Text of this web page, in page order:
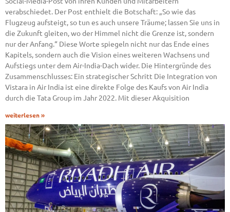
verabschiedet. Der Post enthielt die Botschaft: „So wie das
Flugzeug aufsteigt, so tun es auch unsere Träume; lassen Sie uns in
die Zukunft gleiten, wo der Himmel nicht die Grenze ist, sondern
nur der Anfang.“ Diese Worte spiegeln nicht nur das Ende eines
Kapitels, sondern auch die Vision eines weiteren Wachsens und
Aufstiegs unter dem Air-India-Dach wider. Die Hintergründe des
Zusammenschlusses: Ein strategischer Schritt Die Integration von
Vistara in Air India ist eine direkte Folge des Kaufs von Air India
durch die Tata Group im Jahr 2022. Mit dieser Akquisition
weiterlesen »